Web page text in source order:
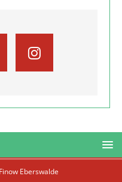
Eberswalde